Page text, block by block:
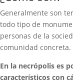
Generalmente son
todo tipo de
personas de la
comunidad concreta.
En la necrópolis es
característicos con